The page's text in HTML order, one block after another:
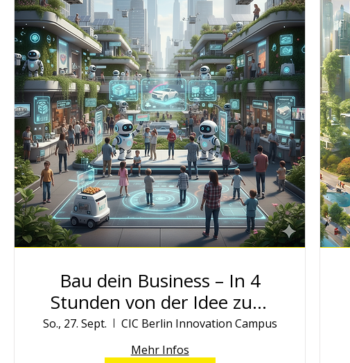
Bau dein Business – In 4
Stunden von der Idee zum
Pitch
So., 27. Sept.
CIC Berlin Innovation Campus
Mehr Infos